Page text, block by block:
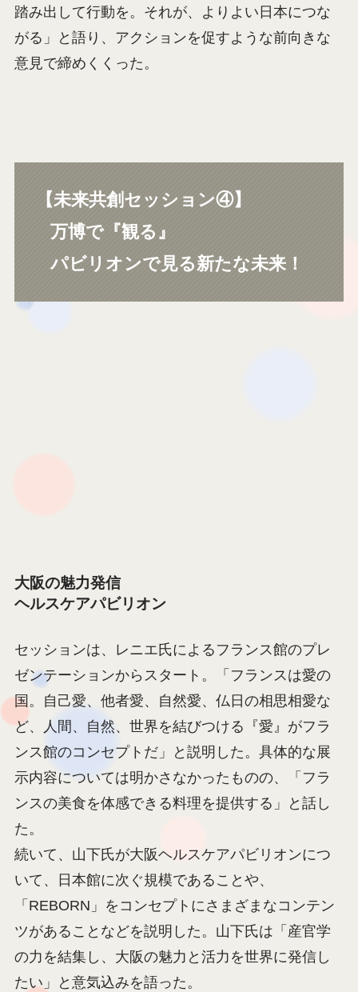
踏み出して行動を。それが、よりよい日本につな
がる」と語り、アクションを促すような前向きな
意見で締めくくった。
【未来共創セッション④】
万博で『観る』
パビリオンで見る新たな未来！
大阪の魅力発信
ヘルスケアパビリオン
セッションは、レニエ氏によるフランス館のプレ
ゼンテーションからスタート。「フランスは愛の
国。自己愛、他者愛、自然愛、仏日の相思相愛な
ど、人間、自然、世界を結びつける『愛』がフラ
ンス館のコンセプトだ」と説明した。具体的な展
示内容については明かさなかったものの、「フラ
ンスの美食を体感できる料理を提供する」と話し
た。
続いて、山下氏が大阪ヘルスケアパビリオンにつ
いて、日本館に次ぐ規模であることや、
「REBORN」をコンセプトにさまざまなコンテン
ツがあることなどを説明した。山下氏は「産官学
の力を結集し、大阪の魅力と活力を世界に発信し
たい」と意気込みを語った。